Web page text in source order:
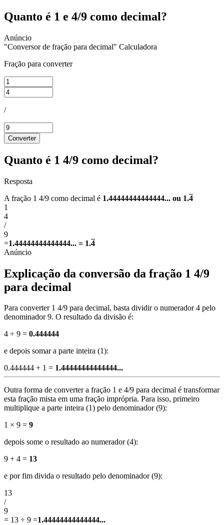
Quanto é 1 e 4/9 como decimal?
"Conversor de fração para decimal" Calculadora
Fração para converter
/
Converter
Quanto é 1 4/9 como decimal?
Resposta
A fração 1 4/9 como decimal é 1.44444444444444... ou 1.4
1
4
/
9
=1.44444444444444... = 1.4
Explicação da conversão da fração 1 4/9
para decimal
Para converter 1 4/9 para decimal, basta dividir o numerador 4 pelo
denominador 9. O resultado da divisão é:
4 ÷ 9 = 0.444444
e depois somar a parte inteira (1):
0.444444 + 1 = 1.44444444444444...
Outra forma de converter a fração 1 e 4/9 para decimal é transformar
esta fração mista em uma fração imprópria. Para isso, primeiro
multiplique a parte inteira (1) pelo denominador (9):
1 × 9 = 9
depois some o resultado ao numerador (4):
9 + 4 = 13
e por fim divida o resultado pelo denominador (9):
13
/
9
= 13 ÷ 9 =1.44444444444444...